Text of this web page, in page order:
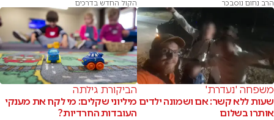
הרב נחום נוסבכר הקול החדש בדרכים
משפחה 'נעדרת'
שעות ללא קשר: אם ושמונה ילדים
אותרו בשלום
הביקורת גילתה
מיליוני שקלים: מי לקח את מענקי
העובדות החרדיות?